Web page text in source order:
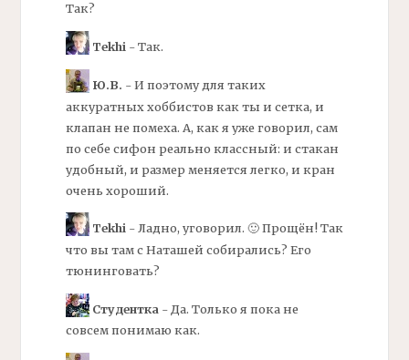
Так?
Tekhi- Так.
Ю.В. - И поэтому для таких
аккуратных хоббистов как ты и сетка, и
клапан не помеха. А, как я уже говорил, сам
по себе сифон реально классный: и стакан
удобный, и размер меняется легко, и кран
очень хороший.
Tekhi- Ладно, уговорил. 🙂 Прощён! Так
что вы там с Наташей собирались? Его
тюнинговать?
Студентка - Да. Только я пока не
совсем понимаю как.